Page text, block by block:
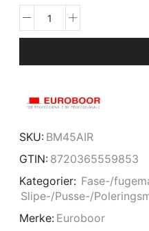
SKU: BM45AIR
GTIN: 8720365559853
Kategorier: Fase-/
Slipe-/Pusse-/
Merke: Euroboor